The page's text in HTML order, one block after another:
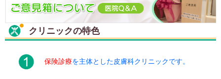
クリニックの特色
保険診療を主体とした皮膚科クリニックです。